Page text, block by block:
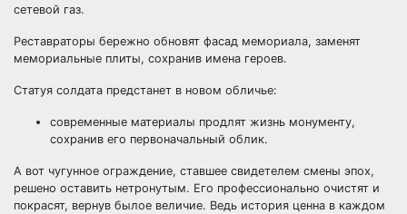
сетевой газ.
Реставраторы бережно обновят фасад мемориала, заменят
мемориальные плиты, сохранив имена героев.
Статуя солдата предстанет в новом обличье:
современные материалы продлят жизнь монументу,
сохранив его первоначальный облик.
А вот чугунное ограждение, ставшее свидетелем смены эпох,
решено оставить нетронутым. Его профессионально очистят и
покрасят, вернув былое величие. Ведь история ценна в каждом